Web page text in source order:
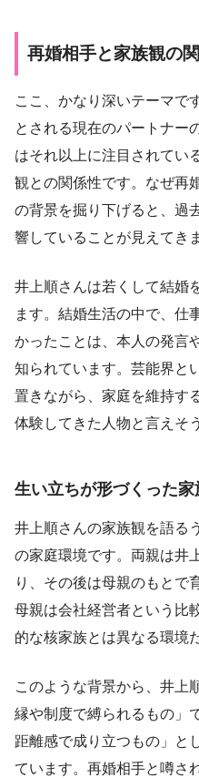
再婚相手と家族観の
ここ、かなり深いテーマで
とされる現在のパートナー
はそれ以上に注目されてい
観との関係性です。なぜ再
の背景を掘り下げると、過
響していることが見えてき
井上順さんは若くして結婚
ます。結婚生活の中で、仕
かったことは、本人の発言
知られています。芸能界と
置きながら、家庭を維持す
体験してきた人物と言えそ
生い立ちが形づくった家
井上順さんの家族観を語る
の家庭環境です。両親は井
り、その後は母親のもとで
母親は会社経営者という比
的な核家族とは異なる環境
このような背景から、井上
縁や制度で縛られるもの」
距離感で成り立つもの」と
ています。再婚相手と噂さ